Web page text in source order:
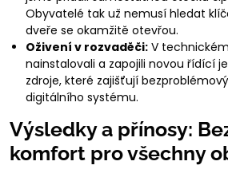
Obyvatelé tak už nemusí hledat
dveře se okamžitě otevřou.
Oživení v rozvaděči: V
nainstalovali a zapojili novou řídící
zdroje, které zajišťují
digitálního systému.
Výsledky a přínosy:
komfort pro všechny